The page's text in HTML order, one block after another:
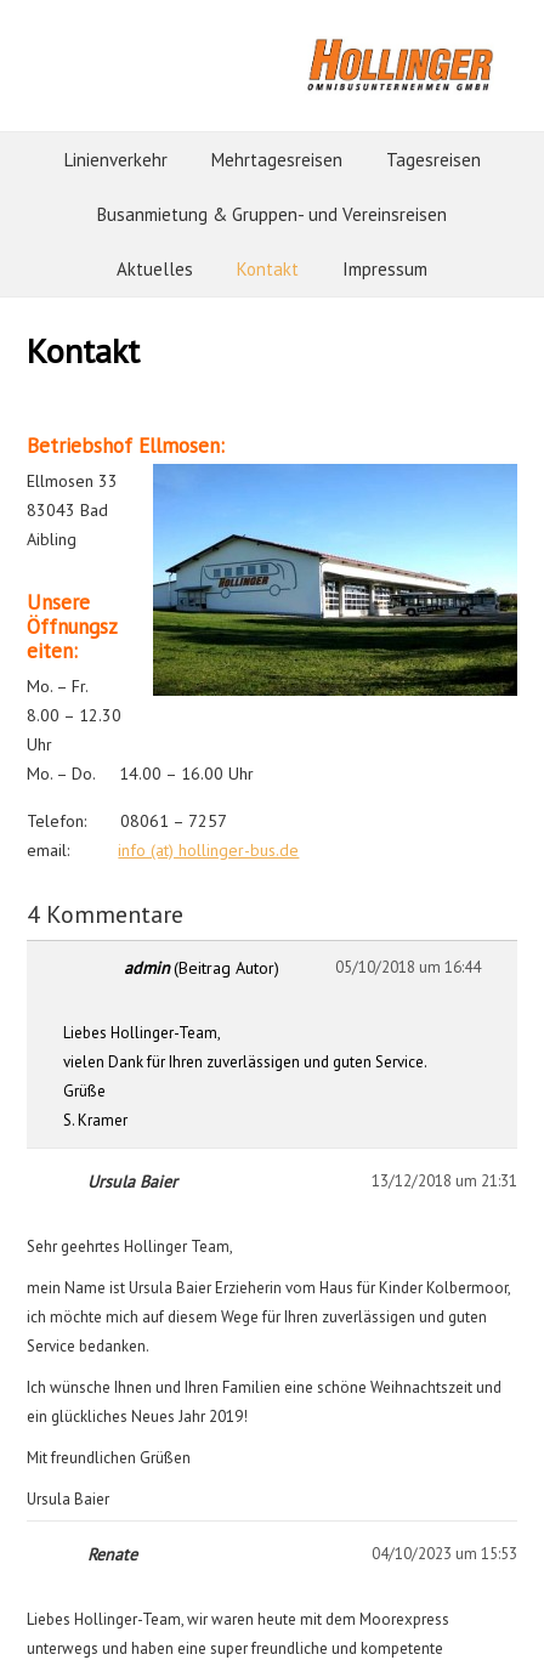
Linienverkehr Mehrtagesreisen Tagesreisen
Busanmietung & Gruppen- und Vereinsreisen
Aktuelles Kontakt Impressum
Kontakt
Betriebshof Ellmosen:
Ellmosen 33
83043 Bad
Aibling
Unsere
Öffnungsz
eiten:
Mo. – Fr.
8.00 – 12.30
Uhr
Mo. – Do. 14.00 – 16.00 Uhr
Telefon: 08061 – 7257
email:info (at) hollinger-bus.de
4 Kommentare
admin(Beitrag Autor) 05/10/2018 um 16:44
Liebes Hollinger-Team,
vielen Dank für Ihren zuverlässigen und guten Service.
Grüße
S. Kramer
Ursula Baier 13/12/2018 um 21:31
Sehr geehrtes Hollinger Team,
mein Name ist Ursula Baier Erzieherin vom Haus für Kinder Kolbermoor,
ich möchte mich auf diesem Wege für Ihren zuverlässigen und guten
Service bedanken.
Ich wünsche Ihnen und Ihren Familien eine schöne Weihnachtszeit und
ein glückliches Neues Jahr 2019!
Mit freundlichen Grüßen
Ursula Baier
Renate 04/10/2023 um 15:53
Liebes Hollinger-Team, wir waren heute mit dem Moorexpress
unterwegs und haben eine super freundliche und kompetente